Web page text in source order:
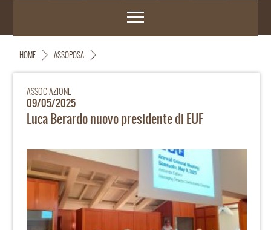
HOME ASSOPOSA
ASSOCIAZIONE
09/05/2025
Luca Berardo nuovo presidente di EUF